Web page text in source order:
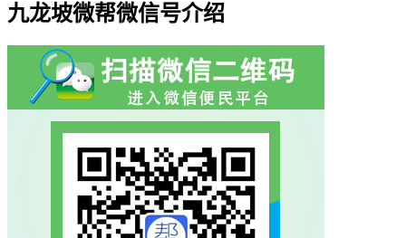
九龙坡微帮微信号介绍